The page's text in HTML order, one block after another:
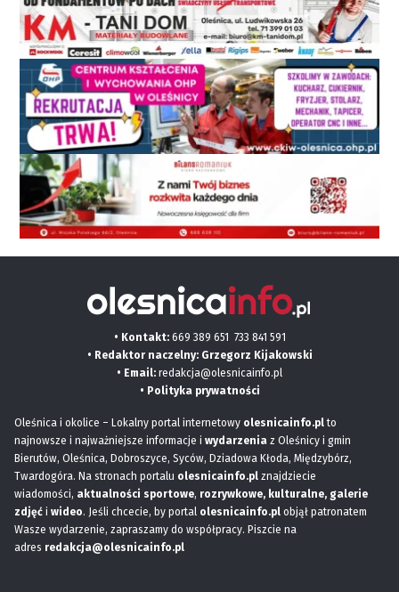
• Kontakt: 669 389 651 733 841 591
• Redaktor naczelny: Grzegorz Kijakowski
• Email: redakcja@olesnicainfo.pl
• Polityka prywatności
Oleśnica i okolice – Lokalny portal internetowy olesnicainfo.plto
najnowsze i najważniejsze informacje i wydarzenia z Oleśnicy i gmin
Bierutów, Oleśnica, Dobroszyce, Syców, Dziadowa Kłoda, Międzybórz,
Twardogóra. Na stronach portalu olesnicainfo.pl znajdziecie
wiadomości, aktualności sportowe, rozrywkowe, kulturalne, galerie
zdjęć i wideo. Jeśli chcecie, by portal olesnicainfo.pl objął patronatem
Wasze wydarzenie, zapraszamy do współpracy. Piszcie na
adres redakcja@olesnicainfo.pl